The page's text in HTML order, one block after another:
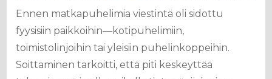
Ennen matkapuhelimia viestintä oli sidottu
fyysisiin paikkoihin—kotipuhelimiin,
toimistolinjoihin tai yleisiin puhelinkoppeihin.
Soittaminen tarkoitti, että piti keskeyttää